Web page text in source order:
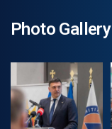
Photo Gallery